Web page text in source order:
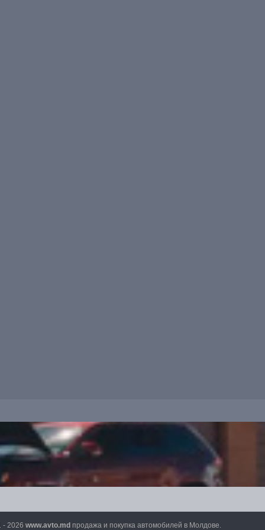
- 2026www.avto.md продажа и покупка автомобилей в Молдове.